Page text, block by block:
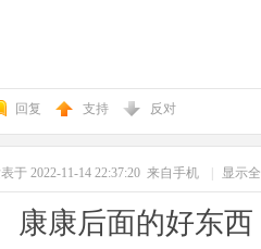
回复 支持 反对
于 2022-11-14 22:37:20 来自手机 显示
康康后面的好东